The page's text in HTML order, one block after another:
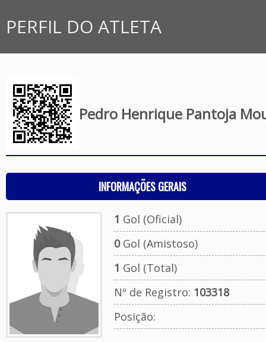
PERFIL DO ATLETA
Pedro Henrique Pantoja
INFORMAÇÕES GERAIS
1 Gol (Oficial)
0Gol (Amistoso)
1 Gol (Total)
Nº de Registro: 103318
Posição: